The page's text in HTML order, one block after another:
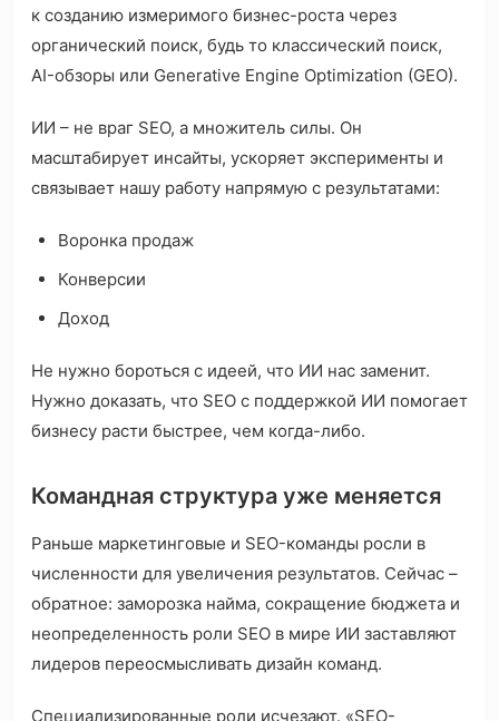
к созданию измеримого бизнес-роста через
органический поиск, будь то классический поиск,
AI-обзоры или Generative Engine Optimization (GEO).
ИИ – не враг SEO, а множитель силы. Он
масштабирует инсайты, ускоряет эксперименты и
связывает нашу работу напрямую с результатами:
Воронка продаж
Конверсии
Доход
Не нужно бороться с идеей, что ИИ нас заменит.
Нужно доказать, что SEO с поддержкой ИИ помогает
бизнесу расти быстрее, чем когда-либо.
Командная структура уже меняется
Раньше маркетинговые и SEO-команды росли в
численности для увеличения результатов. Сейчас –
обратное: заморозка найма, сокращение бюджета и
неопределенность роли SEO в мире ИИ заставляют
лидеров переосмысливать дизайн команд.
Специализированные роли исчезают. «SEO-